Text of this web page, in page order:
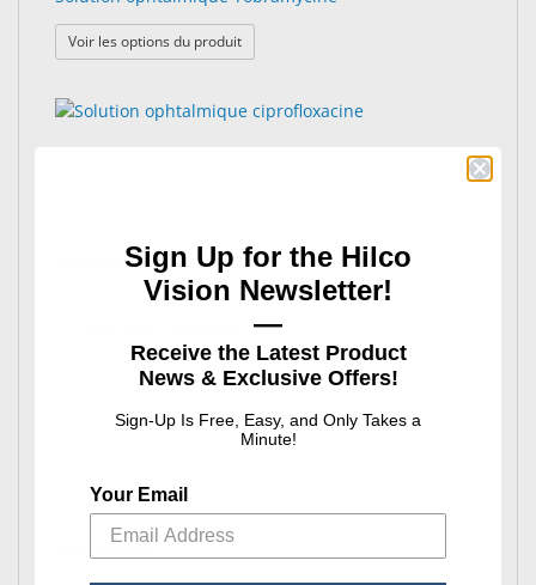
Voir les options du produit: Solution ophtalmique Tobramycine
Marques diverses
Solution ophtalmique ciprofloxacine
: Solution ophtalmique ciprofloxacine
Bausch + Lomb®
Solution ophtalmique de néomycine-polymyxine B-
Sign Up for the Hilco
Vision Newsletter!
—
Receive the Latest Product
News & Exclusive Offers!
Sign-Up Is Free, Easy, and Only Takes a
Minute!
Your Email